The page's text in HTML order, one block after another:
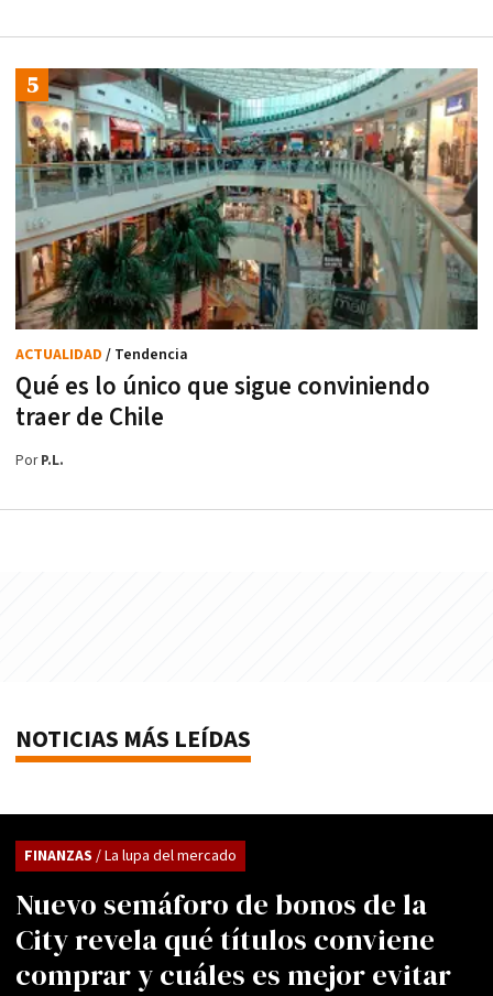
Qué es lo único que sigue conviniendo
traer de Chile
ACTUALIDAD / Tendencia
PorP.L.
NOTICIAS MÁS LEÍDAS
Nuevo semáforo de bonos de la
City revela qué títulos conviene
comprar y cuáles es mejor evitar
FINANZAS / La lupa del mercado